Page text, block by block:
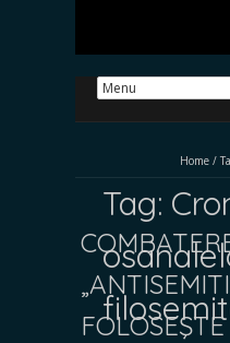
Home /
Tag: